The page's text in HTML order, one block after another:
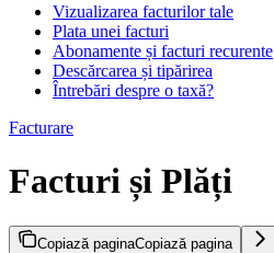
Vizualizarea facturilor tale
Plata unei facturi
Abonamente și facturi recurente
Descărcarea și tipărirea
Întrebări despre o taxă?
Facturare
Facturi și Plăți
Copiază paginaCopiază pagina